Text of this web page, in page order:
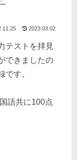
2023.03.02
テストを拝見
できましたの
です。
語共に100点